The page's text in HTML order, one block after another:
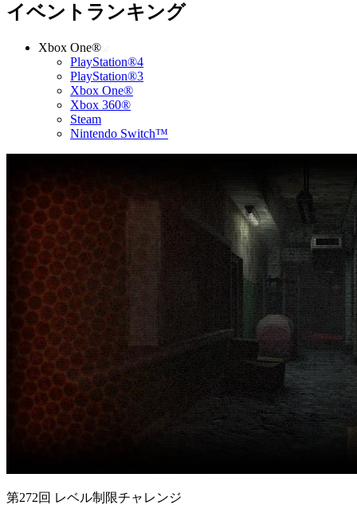
イベントランキング
Xbox One®
PlayStation®4
PlayStation®3
Xbox One®
Xbox 360®
Steam
Nintendo Switch™
第272回 レベル制限チャレンジ